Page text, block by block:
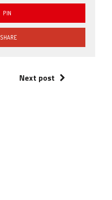
PIN
SHARE
Next post